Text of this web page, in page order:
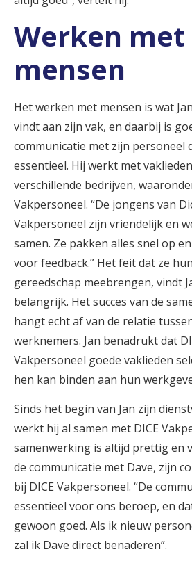
Werken met
mensen
Het werken met mensen is wat
vindt aan zijn vak, en daarbij is
communicatie met zijn personeel
essentieel. Hij werkt met
verschillende bedrijven,
Vakpersoneel. “De jongens van
Vakpersoneel zijn vriendelijk en
samen. Ze pakken alles snel op
voor feedback.” Het feit dat ze
gereedschap meebrengen, vindt
belangrijk. Het succes van de
hangt echt af van de relatie
werknemers. Jan benadrukt dat
Vakpersoneel goede vaklieden
hen kan binden aan hun
Sinds het begin van Jan zijn
werkt hij al samen met DICE
samenwerking is altijd prettig en
de communicatie met Dave, zijn
bij DICE Vakpersoneel. “De
essentieel voor ons beroep, en
gewoon goed. Als ik nieuw
zal ik Dave direct benaderen”.